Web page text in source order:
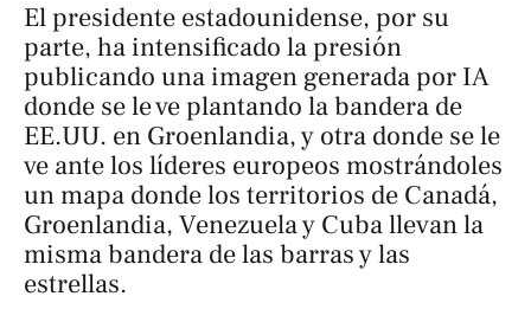
El presidente estadounidense, por su
parte, ha intensificado la presión
publicando una imagen generada por IA
donde se le ve plantando la bandera de
EE.UU. en Groenlandia, y otra donde se le
ve ante los líderes europeos mostrándoles
un mapa donde los territorios de Canadá,
Groenlandia, Venezuela y Cuba llevan la
misma bandera de las barras y las
estrellas.